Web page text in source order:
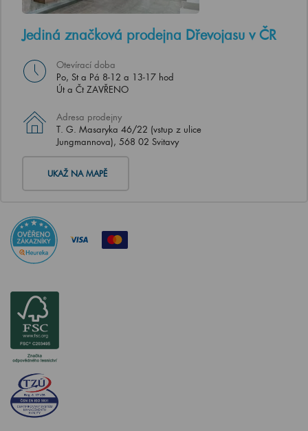
Jediná značková prodejna Dřevojasu v ČR
Otevírací doba
Po, St a Pá 8-12 a 13-17 hod
Út a Čt ZAVŘENO
Adresa prodejny
T. G. Masaryka 46/22 (vstup z ulice
Jungmannova), 568 02 Svitavy
UKAŽ NA MAPĚ